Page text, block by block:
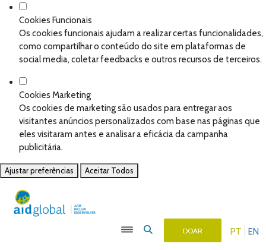
Cookies Funcionais
Os cookies funcionais ajudam a realizar certas funcionalidades,
como compartilhar o conteúdo do site em plataformas de
social media, coletar feedbacks e outros recursos de terceiros.
Cookies Marketing
Os cookies de marketing são usados para entregar aos
visitantes anúncios personalizados com base nas páginas que
eles visitaram antes e analisar a eficácia da campanha
publicitária.
Ajustar preferências Aceitar Todos
PT EN
DOAR